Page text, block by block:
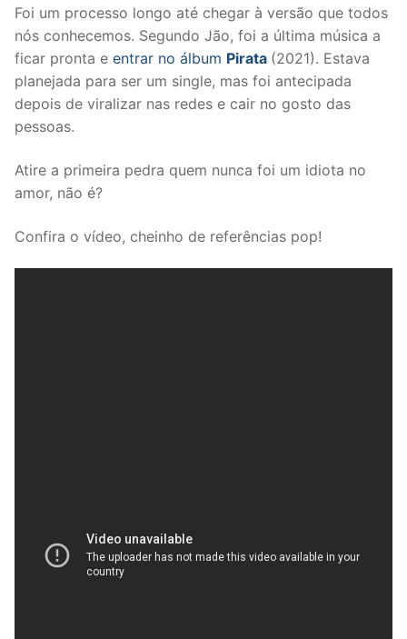
Foi um processo longo até chegar à versão que todos
nós conhecemos. Segundo Jão, foi a última música a
ficar pronta e entrar no álbum Pirata (2021). Estava
planejada para ser um single, mas foi antecipada
depois de viralizar nas redes e cair no gosto das
pessoas.
Atire a primeira pedra quem nunca foi um idiota no
amor, não é?
Confira o vídeo, cheinho de referências pop!